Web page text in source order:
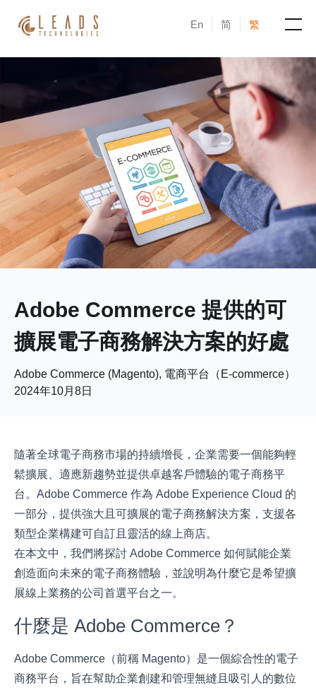
En 简 繁
服務
成功案例
新聞與活動
部落格
關於凝新
Adobe Commerce 提供的可
擴展電子商務解決方案的好處
Adobe Commerce (Magento), 電商平台（E-commerce）
2024年10月8日
隨著全球電子商務市場的持續增長，企業需要一個能夠輕
鬆擴展、適應新趨勢並提供卓越客戶體驗的電子商務平
台。Adobe Commerce 作為 Adobe Experience Cloud 的
一部分，提供強大且可擴展的電子商務解決方案，支援各
類型企業構建可自訂且靈活的線上商店。
在本文中，我們將探討 Adobe Commerce 如何賦能企業
創造面向未來的電子商務體驗，並說明為什麼它是希望擴
展線上業務的公司首選平台之一。
什麼是 Adobe Commerce？
Adobe Commerce （前稱 Magento）是一個綜合性的電子
商務平台，旨在幫助企業創建和管理無縫且吸引人的數位